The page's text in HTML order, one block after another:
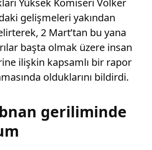
gelişmeleri yakından
2 Mart’tan bu yana
başta olmak üzere insan
ilişkin kapsamlı bir rapor
olduklarını bildirdi.
geriliminde